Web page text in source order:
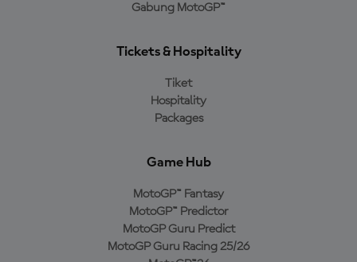
Gabung MotoGP™
Tickets & Hospitality
Tiket
Hospitality
Packages
Game Hub
MotoGP™ Fantasy
MotoGP™ Predictor
MotoGP Guru Predict
MotoGP Guru Racing 25/26